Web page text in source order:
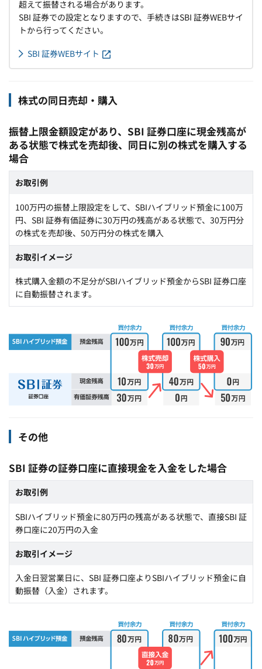
超えて振替される場合があります。
SBI 証券での設定となりますので、手続きはSBI 証券WEBサイ
トから行ってください。
SBI 証券WEBサイト
株式の同日売却・購入
振替上限金額設定があり、SBI 証券口座に現金残高が
ある状態で株式を売却後、同日に別の株式を購入する
場合
お取引例
100万円の振替上限設定をして、SBIハイブリッド預金に100万
円、SBI 証券有価証券に30万円の残高がある状態で、30万円分
の株式を売却後、50万円分の株式を購入
お取引イメージ
株式購入金額の不足分がSBIハイブリッド預金からSBI 証券口座
に自動振替されます。
その他
SBI 証券の証券口座に直接現金を入金をした場合
お取引例
SBIハイブリッド預金に80万円の残高がある状態で、直接SBI 証
券口座に20万円の入金
お取引イメージ
入金日翌営業日に、SBI 証券口座よりSBIハイブリッド預金に自
動振替（入金）されます。